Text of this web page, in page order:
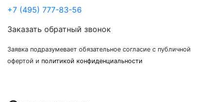
+7 (495) 777-83-56
Заказать обратный звонок
Заявка подразумевает обязательное согласие с публичной
офертой и политикой конфиденциальности